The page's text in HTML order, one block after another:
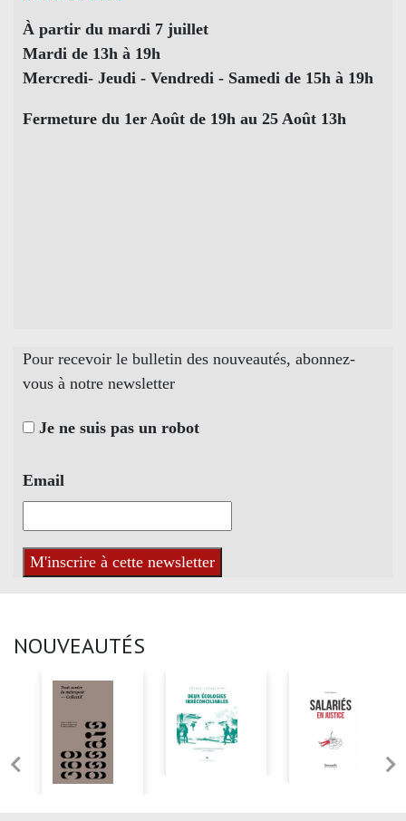
À partir du mardi 7 juillet
Mardi de 13h à 19h
Mercredi- Jeudi - Vendredi - Samedi de 15h à 19h
Fermeture du 1er Août de 19h au 25 Août 13h
Pour recevoir le bulletin des nouveautés, abonnez-
vous à notre newsletter
Je ne suis pas un robot
Email
NOUVEAUTÉS